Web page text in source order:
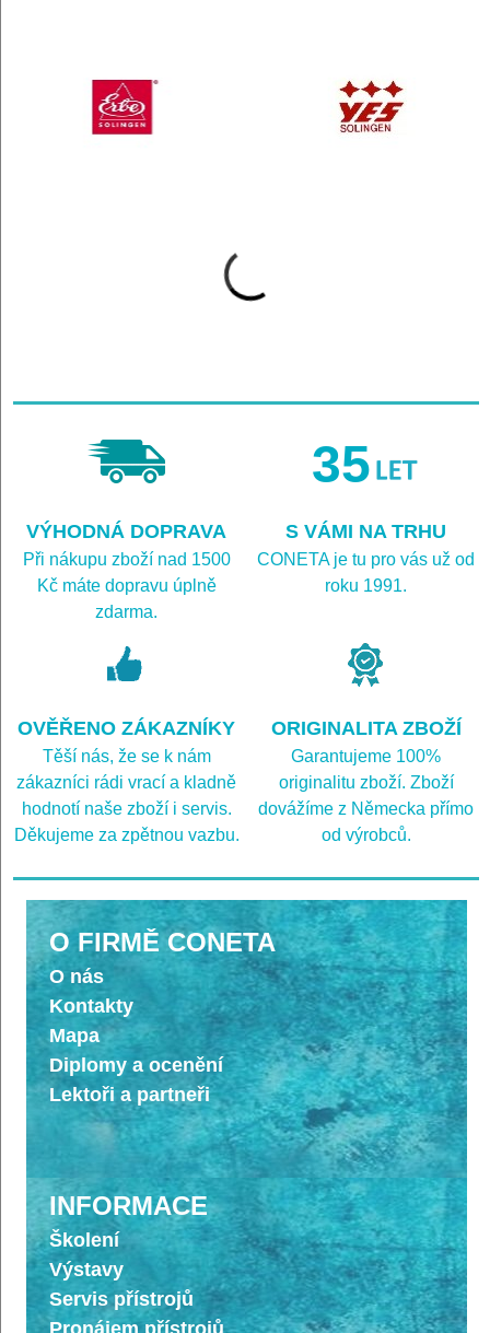
35
VÝHODNÁ DOPRAVA
Při nákupu zboží nad 1500
Kč máte dopravu úplně
zdarma.
S VÁMI NA TRHU
CONETA je tu pro vás už od
roku 1991.
OVĚŘENO ZÁKAZNÍKY
Těší nás, že se k nám
zákazníci rádi vrací a kladně
hodnotí naše zboží i servis.
Děkujeme za zpětnou vazbu.
ORIGINALITA ZBOŽÍ
Garantujeme 100%
originalitu zboží. Zboží
dovážíme z Německa přímo
od výrobců.
O FIRMĚ CONETA
O nás
Kontakty
Mapa
Diplomy a ocenění
Lektoři a partneři
INFORMACE
Školení
Výstavy
Servis přístrojů
Pronájem přístrojů